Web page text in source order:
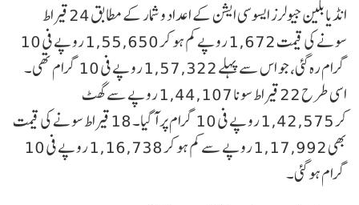
انڈیا بلین جیولرز ایسوسی ایشن کے اعداد و شمار کے مطابق 24 قیراط
سونے کی قیمت 1,672 روپے کم ہو کر 1,55,650 روپے فی 10
گرام رہ گئی، جو اس سے پہلے 1,57,322 روپے فی 10 گرام تھی۔
اسی طرح 22 قیراط سونا 1,44,107 روپے سے گھٹ
کر 1,42,575 روپے فی 10 گرام پر آ گیا۔ 18 قیراط سونے کی قیمت
بھی 1,17,992 روپے سے کم ہو کر 1,16,738 روپے فی 10
گرام ہو گئی۔